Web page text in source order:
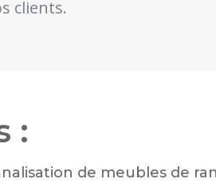
clients.
:
de meubles de